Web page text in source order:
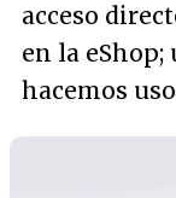
acceso
en la eShop;
hacemos